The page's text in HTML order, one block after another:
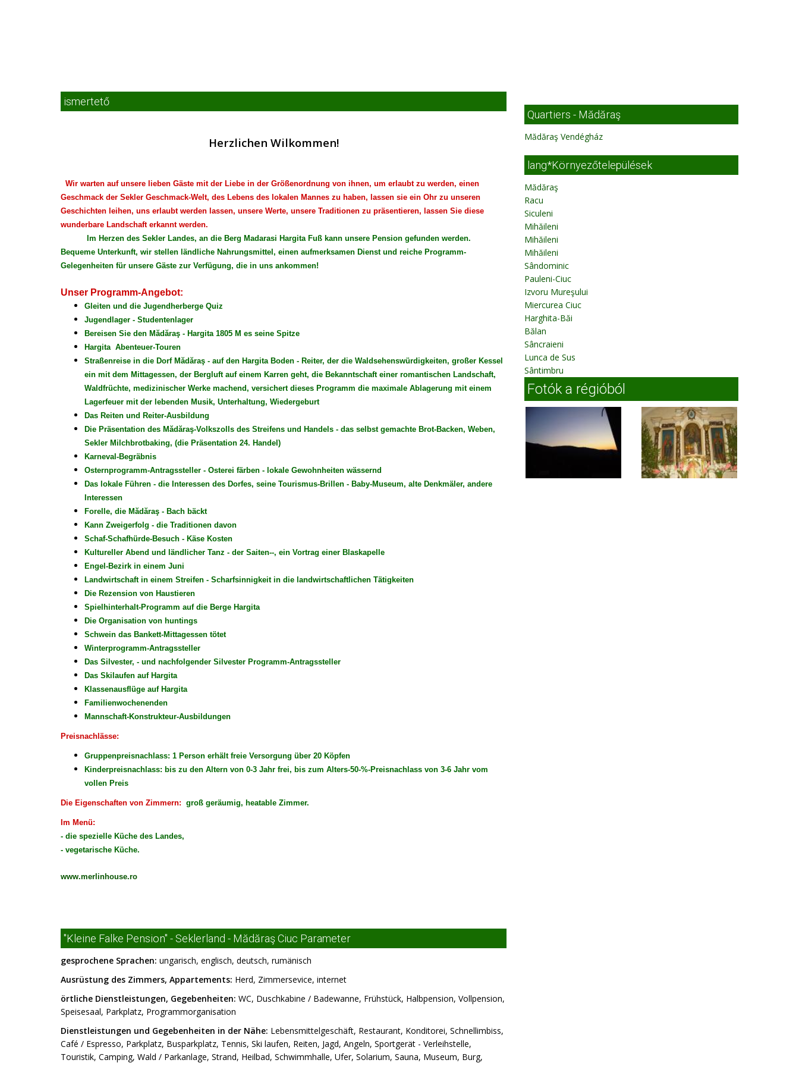
ismertető
Herzlichen Wilkommen!
Wir warten auf unsere lieben Gäste mit der Liebe in der Größenordnung von ihnen, um erlaubt zu werden, einen
Geschmack der Sekler Geschmack-Welt, des Lebens des lokalen Mannes zu haben, lassen sie ein Ohr zu unseren
Geschichten leihen, uns erlaubt werden lassen, unsere Werte, unsere Traditionen zu präsentieren, lassen Sie diese
wunderbare Landschaft erkannt werden.
Im Herzen des Sekler Landes, an die Berg Madarasi Hargita Fuß kann unsere Pension gefunden werden.
Bequeme Unterkunft, wir stellen ländliche Nahrungsmittel, einen aufmerksamen Dienst und reiche Programm-
Gelegenheiten für unsere Gäste zur Verfügung, die in uns ankommen!
Unser Programm-Angebot:
Gleiten und die Jugendherberge Quiz
Jugendlager - Studentenlager
Bereisen Sie den Mădăraş - Hargita 1805 M es seine Spitze
Hargita Abenteuer-Touren
Straßenreise in die Dorf Mădăraş - auf den Hargita Boden - Reiter, der die Waldsehenswürdigkeiten, großer Kessel
ein mit dem Mittagessen, der Bergluft auf einem Karren geht, die Bekanntschaft einer romantischen Landschaft,
Waldfrüchte, medizinischer Werke machend, versichert dieses Programm die maximale Ablagerung mit einem
Lagerfeuer mit der lebenden Musik, Unterhaltung, Wiedergeburt
Das Reiten und Reiter-Ausbildung
Die Präsentation des Mădăraş-Volkszolls des Streifens und Handels - das selbst gemachte Brot-Backen, Weben,
Sekler Milchbrotbaking, (die Präsentation 24. Handel)
Karneval-Begräbnis
Osternprogramm-Antragssteller - Osterei färben - lokale Gewohnheiten wässernd
Das lokale Führen - die Interessen des Dorfes, seine Tourismus-Brillen - Baby-Museum, alte Denkmäler, andere
Interessen
Forelle, die Mădăraş - Bach bäckt
Kann Zweigerfolg - die Traditionen davon
Schaf-Schafhürde-Besuch - Käse Kosten
Kultureller Abend und ländlicher Tanz - der Saiten--, ein Vortrag einer Blaskapelle
Engel-Bezirk in einem Juni
Landwirtschaft in einem Streifen - Scharfsinnigkeit in die landwirtschaftlichen Tätigkeiten
Die Rezension von Haustieren
Spielhinterhalt-Programm auf die Berge Hargita
Die Organisation von huntings
Schwein das Bankett-Mittagessen tötet
Winterprogramm-Antragssteller
Das Silvester, - und nachfolgender Silvester Programm-Antragssteller
Das Skilaufen auf Hargita
Klassenausflüge auf Hargita
Familienwochenenden
Mannschaft-Konstrukteur-Ausbildungen
Preisnachlässe:
Gruppenpreisnachlass: 1 Person erhält freie Versorgung über 20 Köpfen
Kinderpreisnachlass: bis zu den Altern von 0-3 Jahr frei, bis zum Alters-50-%-Preisnachlass von 3-6 Jahr vom
vollen Preis
Die Eigenschaften von Zimmern: groß geräumig, heatable Zimmer.
Im Menü:
- die spezielle Küche des Landes,
- vegetarische Küche.
www.merlinhouse.ro
"Kleine Falke Pension" - Seklerland - Mădăraş Ciuc Parameter
gesprochene Sprachen: ungarisch, englisch, deutsch, rumänisch
Ausrüstung des Zimmers, Appartements: Herd, Zimmersevice, internet
örtliche Dienstleistungen, Gegebenheiten: WC, Duschkabine / Badewanne, Frühstück, Halbpension, Vollpension,
Speisesaal, Parkplatz, Programmorganisation
Dienstleistungen und Gegebenheiten in der Nähe: Lebensmittelgeschäft, Restaurant, Konditorei, Schnellimbiss,
Café / Espresso, Parkplatz, Busparkplatz, Tennis, Ski laufen, Reiten, Jagd, Angeln, Sportgerät - Verleihstelle,
Touristik, Camping, Wald / Parkanlage, Strand, Heilbad, Schwimmhalle, Ufer, Solarium, Sauna, Museum, Burg,
Quartiers - Mădăraş
Mădăraş Vendégház
lang*Környezőtelepülések
Mădăraş
Racu
Siculeni
Mihăileni
Mihăileni
Mihăileni
Sândominic
Pauleni-Ciuc
Izvoru Mureşului
Miercurea Ciuc
Harghita-Băi
Bălan
Sâncraieni
Lunca de Sus
Sântimbru
Fotók a régióból